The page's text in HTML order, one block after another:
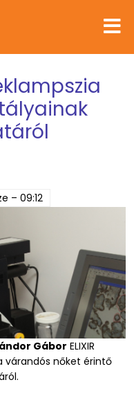
– 09:12
Gábor ELIXIR
várandós nőket érintő